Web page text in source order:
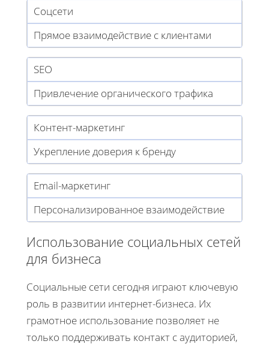
Соцсети
Прямое взаимодействие с клиентами
SEO
Привлечение органического трафика
Контент-маркетинг
Укрепление доверия к бренду
Email-маркетинг
Персонализированное взаимодействие
Использование социальных сетей
для бизнеса
Социальные сети сегодня играют ключевую
роль в развитии интернет-бизнеса. Их
грамотное использование позволяет не
только поддерживать контакт с аудиторией,